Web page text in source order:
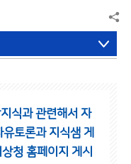
식과 관련해서 자
유토론과 지식샘 게
상청 홈페이지 게시